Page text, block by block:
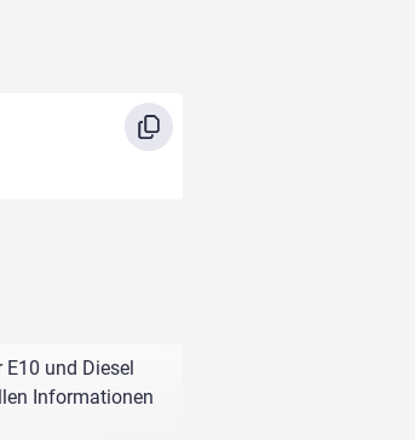
und Diesel
Informationen